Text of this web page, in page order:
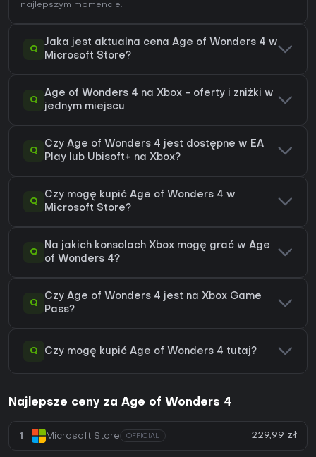
najlepszym momencie.
Q
Jaka jest aktualna cena Age of Wonders 4 w
Microsoft Store?
Q
Age of Wonders 4 na Xbox - oferty i zniżki w
jednym miejscu
Q
Czy Age of Wonders 4 jest dostępne w EA
Play lub Ubisoft+ na Xbox?
Q
Czy mogę kupić Age of Wonders 4 w
Microsoft Store?
Q
Na jakich konsolach Xbox mogę grać w Age
of Wonders 4?
Q
Czy Age of Wonders 4 jest na Xbox Game
Pass?
Q Czy mogę kupić Age of Wonders 4 tutaj?
Najlepsze ceny za Age of Wonders 4
1 Microsoft Store OFFICIAL 229,99 zł